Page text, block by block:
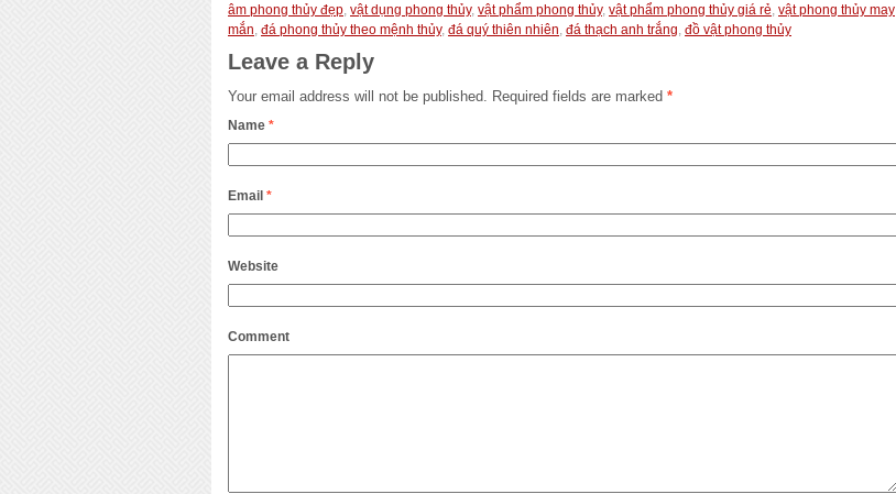
âm phong thủy đẹp, vật dụng phong thủy, vật phẩm phong thủy, vật phẩm phong thủy giá rẻ, vật phong thủy may
mắn, đá phong thủy theo mệnh thủy, đá quý thiên nhiên, đá thạch anh trắng, đồ vật phong thủy
Leave a Reply
Your email address will not be published. Required fields are marked *
Name *
Email *
Website
Comment